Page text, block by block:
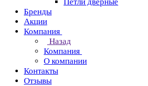
Бренды
Акции
Компания
Назад
Компания
О компании
Контакты
Отзывы